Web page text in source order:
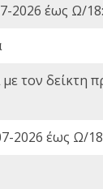
2026 έως Ω/
τον δείκτη
2026 έως Ω/